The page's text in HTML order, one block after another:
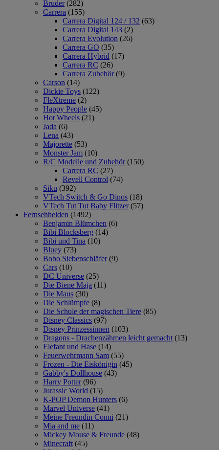
Bruder (282)
Carrera (155)
Carrera Digital 124 / 132 (63)
Carrera Digital 143 (2)
Carrera Evolution (26)
Carrera GO (35)
Carrera Hybrid (17)
Carrera RC (26)
Carrera Zubehör (9)
Carson (14)
Dickie Toys (122)
FleXtreme (2)
Happy People (45)
Hot Wheels (21)
Jada (6)
Lena (43)
Majorette (53)
Monster Jam (10)
R/C Modelle und Zubehör (150)
Carrera RC (27)
Revell Control (74)
Siku (392)
VTech Switch & Go Dinos (18)
VTech Tut Tut Baby Flitzer (57)
Fernsehhelden (1492)
Benjamin Blümchen (6)
Bibi Blocksberg (14)
Bibi und Tina (10)
Bluey (73)
Bobo Siebenschläfer (9)
Cars (10)
DC Universe (25)
Die Biene Maja (11)
Die Maus (30)
Die Schlümpfe (8)
Die Schule der magischen Tiere (85)
Disney Classics (97)
Disney Prinzessinnen (103)
Dragons - Drachenzähmen leicht gemacht (13)
Elefant und Hase (14)
Feuerwehrmann Sam (55)
Frozen - Die Eiskönigin (45)
Gabby's Dollhouse (43)
Harry Potter (96)
Jurassic World (15)
K-POP Demon Hunters (6)
Marvel Universe (41)
Meine Freundin Conni (21)
Mia and me (11)
Mickey Mouse & Freunde (48)
Minecraft (45)